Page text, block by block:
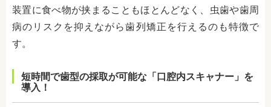
装置に食べ物が挟まることもほとんどなく、虫歯や歯周
病のリスクを抑えながら歯列矯正を行えるのも特徴で
す。
短時間で歯型の採取が可能な「口腔内スキャナー」を
導入！